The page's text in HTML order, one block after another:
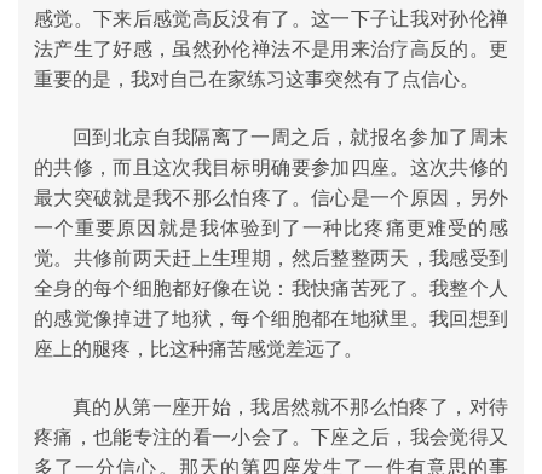
感觉。下来后感觉高反没有了。这一下子让我对孙伦禅
法产生了好感，虽然孙伦禅法不是用来治疗高反的。更
重要的是，我对自己在家练习这事突然有了点信心。
回到北京自我隔离了一周之后，就报名参加了周末
的共修，而且这次我目标明确要参加四座。这次共修的
最大突破就是我不那么怕疼了。信心是一个原因，另外
一个重要原因就是我体验到了一种比疼痛更难受的感
觉。共修前两天赶上生理期，然后整整两天，我感受到
全身的每个细胞都好像在说：我快痛苦死了。我整个人
的感觉像掉进了地狱，每个细胞都在地狱里。我回想到
座上的腿疼，比这种痛苦感觉差远了。
真的从第一座开始，我居然就不那么怕疼了，对待
疼痛，也能专注的看一小会了。下座之后，我会觉得又
多了一分信心。那天的第四座发生了一件有意思的事